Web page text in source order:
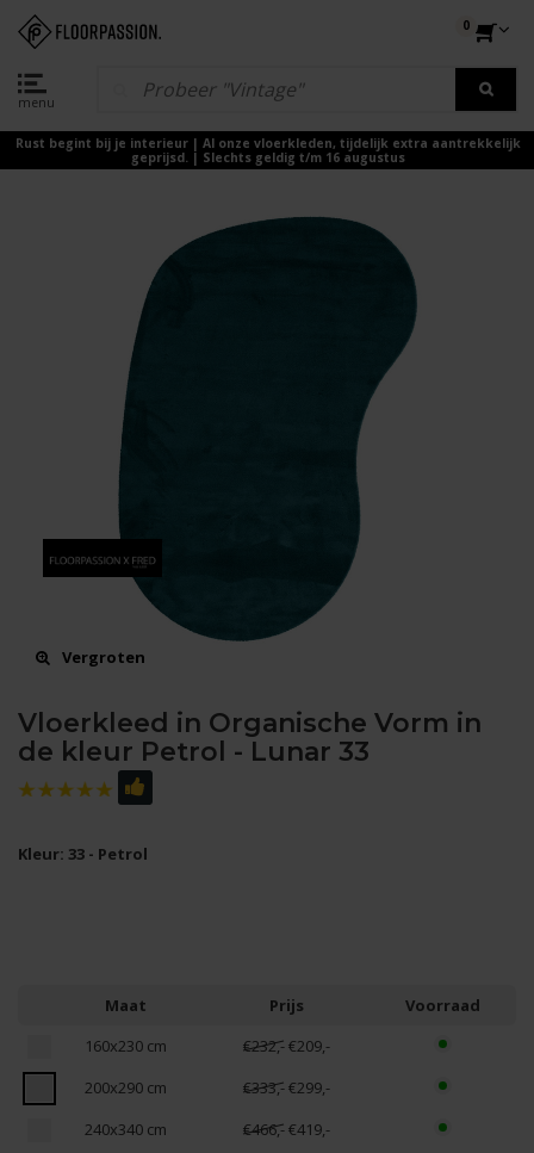
menu
0
Rust begint bij je interieur | Al onze vloerkleden, tijdelijk extra aantrekkelijk
geprijsd. | Slechts geldig t/m 16 augustus
Vergroten
Vloerkleed in Organische Vorm in
de kleur Petrol - Lunar 33
Kleur: 33 - Petrol
Maat Prijs
Voorraad
160x230 cm
€232,-€209,-
200x290 cm
€333,-€299,-
240x340 cm
€466,-€419,-